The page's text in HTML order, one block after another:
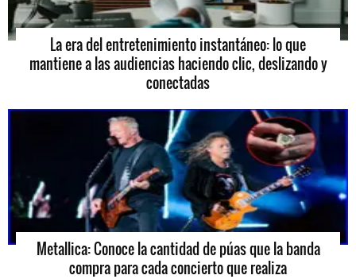
La era del entretenimiento instantáneo: lo que
mantiene a las audiencias haciendo clic, deslizando y
conectadas
Metallica: Conoce la cantidad de púas que la banda
compra para cada concierto que realiza